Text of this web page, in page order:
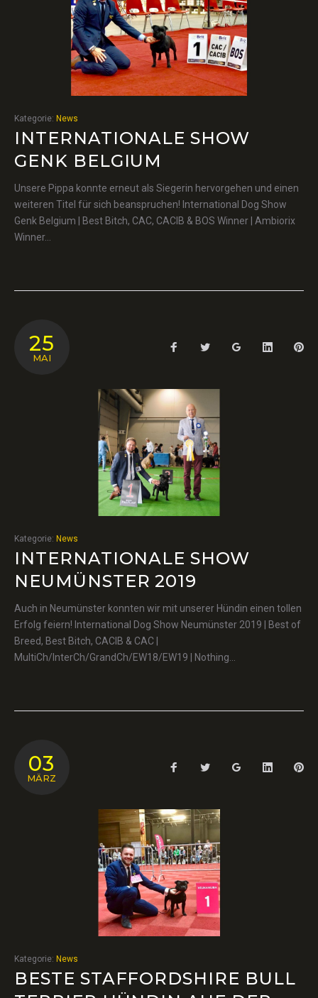
Kategorie: News
INTERNATIONALE SHOW
GENK BELGIUM
Unsere Pippa konnte erneut als Siegerin hervorgehen und einen
weiteren Titel für sich beanspruchen! International Dog Show
Genk Belgium | Best Bitch, CAC, CACIB & BOS Winner | Ambiorix
Winner…
25
MAI
FacebookTwitter Google+ LinkedIn
Kategorie: News
INTERNATIONALE SHOW
NEUMÜNSTER 2019
Auch in Neumünster konnten wir mit unserer Hündin einen tollen
Erfolg feiern! International Dog Show Neumünster 2019 | Best of
Breed, Best Bitch, CACIB & CAC |
MultiCh/InterCh/GrandCh/EW18/EW19 | Nothing…
03
MÄRZ
FacebookTwitter Google+ LinkedIn
Kategorie: News
BESTE STAFFORDSHIRE BULL